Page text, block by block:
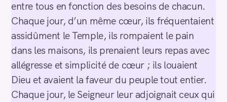
entre tous en fonction des besoins de chacun.
Chaque jour, d’un même cœur, ils fréquentaient
assidûment le Temple, ils rompaient le pain
dans les maisons, ils prenaient leurs repas avec
allégresse et simplicité de cœur ; ils louaient
Dieu et avaient la faveur du peuple tout entier.
Chaque jour, le Seigneur leur adjoignait ceux qui